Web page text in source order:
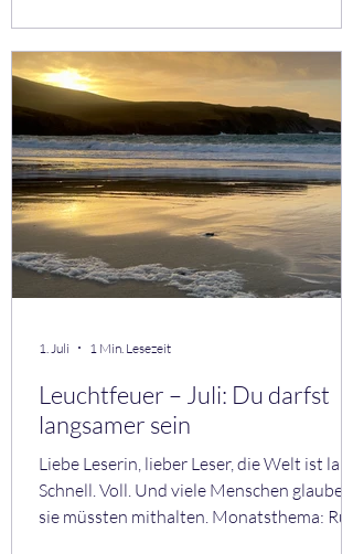
verstelle ich mich? • Wo bin ich echt? • Wo
wünsche ich mir mehr Tiefe? Aus meiner
Praxis Viele Menschen fühlen sich einsam –
auch in Beziehungen. Nicht, weil sie allein
sind. Sondern weil sie sich nicht zeigen
Leuchtfeuer – Juli: Du darfst
langsamer sein
Liebe Leserin, lieber Leser, die Welt ist laut.
Schnell. Voll. Und viele Menschen glauben,
sie müssten mithalten. Monatsthema:
1. Juli 1 Min. Lesezeit